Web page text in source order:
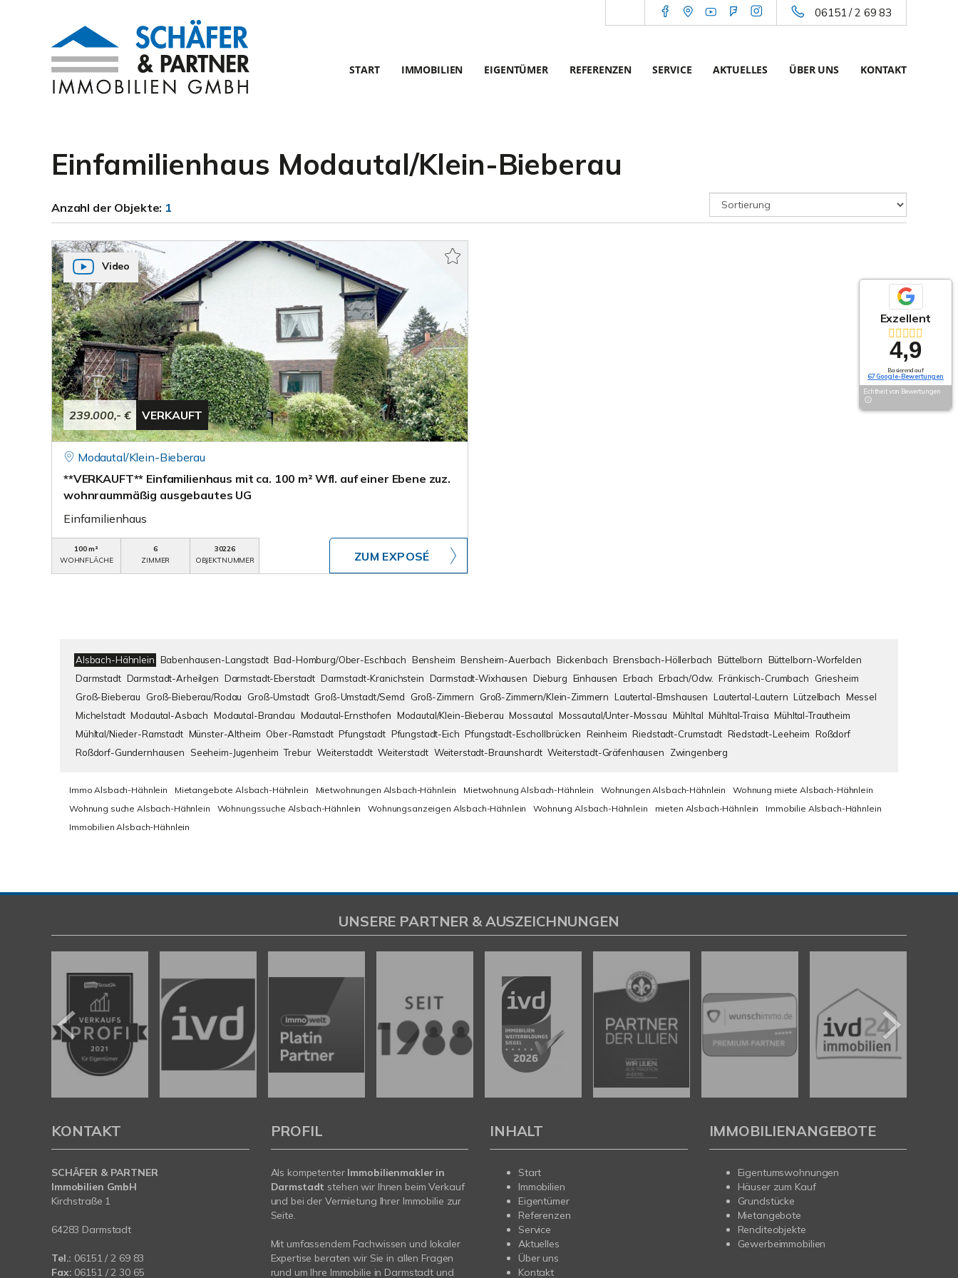
06151 / 2 69 83
START IMMOBILIEN EIGENTÜMER REFERENZEN SERVICE AKTUELLES ÜBER UNS KONTAKT
Einfamilienhaus Modautal/Klein-Bieberau
Anzahl der Objekte: 1
239.000,- € VERKAUFT
Video
Modautal/Klein-Bieberau
**VERKAUFT** Einfamilienhaus mit ca. 100 m² Wfl. auf einer Ebene zuz.
wohnraummäßig ausgebautes UG
Einfamilienhaus
100 m²
WOHNFLÄCHE
6
ZIMMER
30226
OBJEKTNUMMER
ZUM EXPOSÉ
Alsbach-Hähnlein Babenhausen-Langstadt Bad-Homburg/Ober-Eschbach Bensheim Bensheim-Auerbach Bickenbach Brensbach-Höllerbach Büttelborn Büttelborn-Worfelden
Darmstadt Darmstadt-Arheilgen Darmstadt-Eberstadt Darmstadt-Kranichstein Darmstadt-Wixhausen Dieburg Einhausen Erbach Erbach/Odw. Fränkisch-Crumbach
Griesheim
Groß-Bieberau
Groß-Bieberau/Rodau Groß-Umstadt Groß-Umstadt/Semd Groß-Zimmern Groß-Zimmern/Klein-Zimmern Lautertal-Elmshausen Lautertal-Lautern Lützelbach Messel
Michelstadt Modautal-Asbach Modautal-Brandau Modautal-Ernsthofen Modautal/Klein-Bieberau Mossautal Mossautal/Unter-Mossau Mühltal Mühltal-Traisa Mühltal-Trautheim
Mühltal/Nieder-Ramstadt Münster-Altheim Ober-Ramstadt Pfungstadt Pfungstadt-Eich Pfungstadt-Eschollbrücken Reinheim Riedstadt-Crumstadt Riedstadt-Leeheim Roßdorf
Roßdorf-Gundernhausen Seeheim-Jugenheim Trebur Weiterstaddt Weiterstadt Weiterstadt-Braunshardt Weiterstadt-Gräfenhausen Zwingenberg
Immo Alsbach-Hähnlein Mietangebote Alsbach-Hähnlein Mietwohnungen Alsbach-Hähnlein Mietwohnung Alsbach-Hähnlein Wohnungen Alsbach-Hähnlein
Wohnung miete Alsbach-Hähnlein
Wohnung suche Alsbach-Hähnlein
Wohnungssuche Alsbach-Hähnlein Wohnungsanzeigen Alsbach-Hähnlein Wohnung Alsbach-Hähnlein mieten Alsbach-Hähnlein
Immobilie Alsbach-Hähnlein
Immobilien Alsbach-Hähnlein
Exzellent
4,9
Basierend auf
67 Google-Bewertungen
Echtheit von Bewertungen
UNSERE PARTNER & AUSZEICHNUNGEN
KONTAKT
SCHÄFER & PARTNER
Immobilien GmbH
Kirchstraße 1
64283 Darmstadt
Tel.: 06151 / 2 69 83
Fax: 06151 / 2 30 65
PROFIL
Als kompetenter Immobilienmakler in
Darmstadt stehen wir Ihnen beim Verkauf
und bei der Vermietung Ihrer Immobilie zur
Seite.
Mit umfassendem Fachwissen und lokaler
Expertise beraten wir Sie in allen Fragen
rund um Ihre Immobilie in Darmstadt und
INHALT
Start
Immobilien
Eigentümer
Referenzen
Service
Aktuelles
Über uns
Kontakt
IMMOBILIENANGEBOTE
Eigentumswohnungen
Häuser zum Kauf
Grundstücke
Mietangebote
Renditeobjekte
Gewerbeimmobilien